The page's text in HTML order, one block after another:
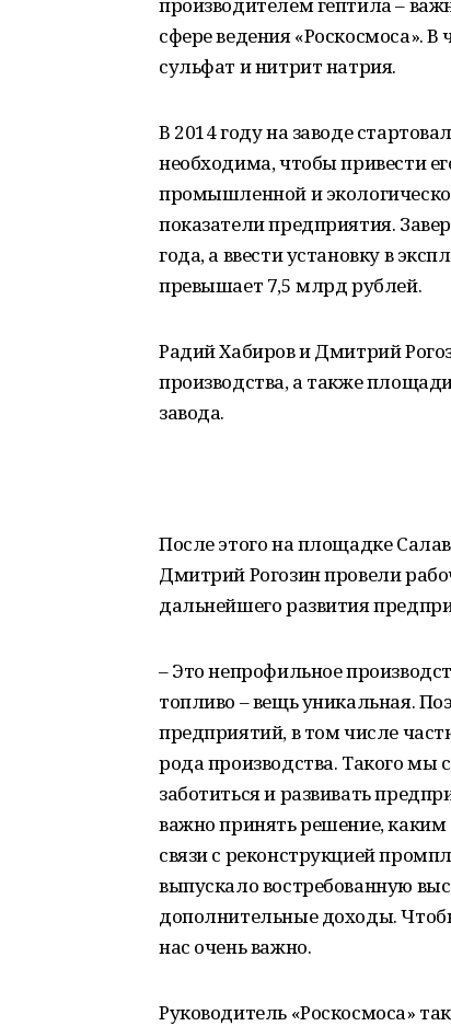
сфере ведения «Роскосмоса».
сульфат и нитрит натрия.
В 2014 году на заводе
необходима, чтобы привести
промышленной и
показатели предприятия.
года, а ввести установку в
превышает 7,5 млрд рублей.
Радий Хабиров и Дмитрий
производства, а также
завода.
После этого на площадке
Дмитрий Рогозин провели
дальнейшего развития
– Это непрофильное
топливо – вещь уникальная.
предприятий, в том числе
рода производства. Такого мы
заботиться и развивать
важно принять решение,
связи с реконструкцией
выпускало востребованную
дополнительные доходы.
нас очень важно.
Руководитель «Роскосмоса»